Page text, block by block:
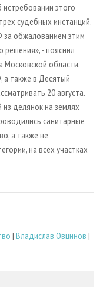
этого
судебных инстанций.
обжалованием этим
решения», - пояснил
Московской области.
а также в Десятый
20 августа.
делянок на землях
санитарные
а также не
на всех участках
| Владислав Овцинов |